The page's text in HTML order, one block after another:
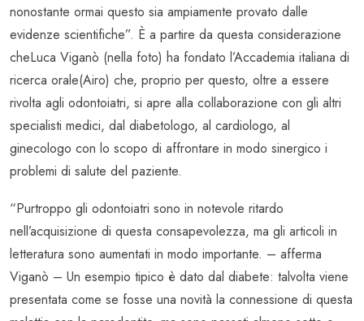
nonostante ormai questo sia ampiamente provato dalle
evidenze scientifiche”. È a partire da questa considerazione
cheLuca Viganò (nella foto) ha fondato l’Accademia italiana di
ricerca orale(Airo) che, proprio per questo, oltre a essere
rivolta agli odontoiatri, si apre alla collaborazione con gli altri
specialisti medici, dal diabetologo, al cardiologo, al
ginecologo con lo scopo di affrontare in modo sinergico i
problemi di salute del paziente.
“Purtroppo gli odontoiatri sono in notevole ritardo
nell’acquisizione di questa consapevolezza, ma gli articoli in
letteratura sono aumentati in modo importante. – afferma
Viganò – Un esempio tipico è dato dal diabete: talvolta viene
presentata come se fosse una novità la connessione di questa